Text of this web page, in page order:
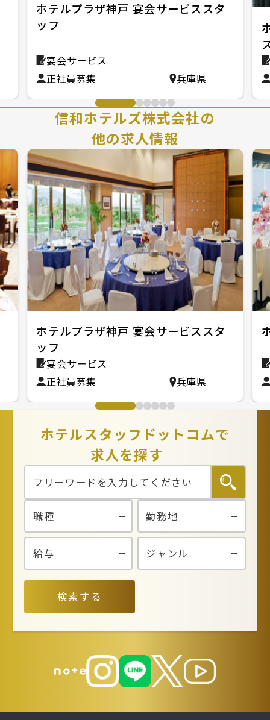
ホテルプラザ神戸 宴会サービススタ
ッフ
宴会サービス
正社員募集
兵庫県
信和ホテルズ株式会社の
他の求人情報
ホテルプラザ神戸 宴会サービススタ
ッフ
宴会サービス
正社員募集
兵庫県
ホテルスタッフドットコムで
求人を探す
検索する